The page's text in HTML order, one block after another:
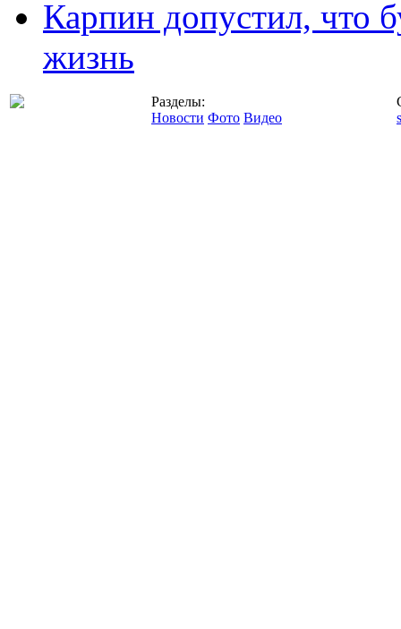
Карпин допустил, что
жизнь
Разделы:
Новости Фото Видео